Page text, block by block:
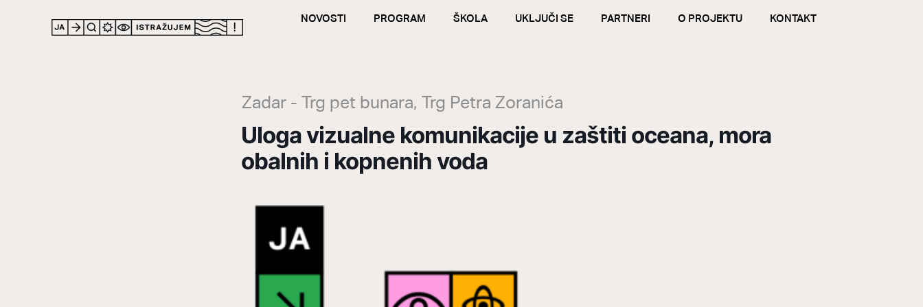
NOVOSTI PROGRAM ŠKOLA UKLJUČI SE PARTNERI O PROJEKTU KONTAKT
Zadar - Trg pet bunara, Trg Petra Zoranića
Uloga vizualne komunikacije u zaštiti oceana, mora
obalnih i kopnenih voda